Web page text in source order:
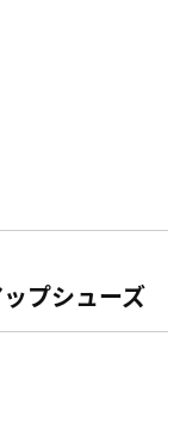
プシューズ